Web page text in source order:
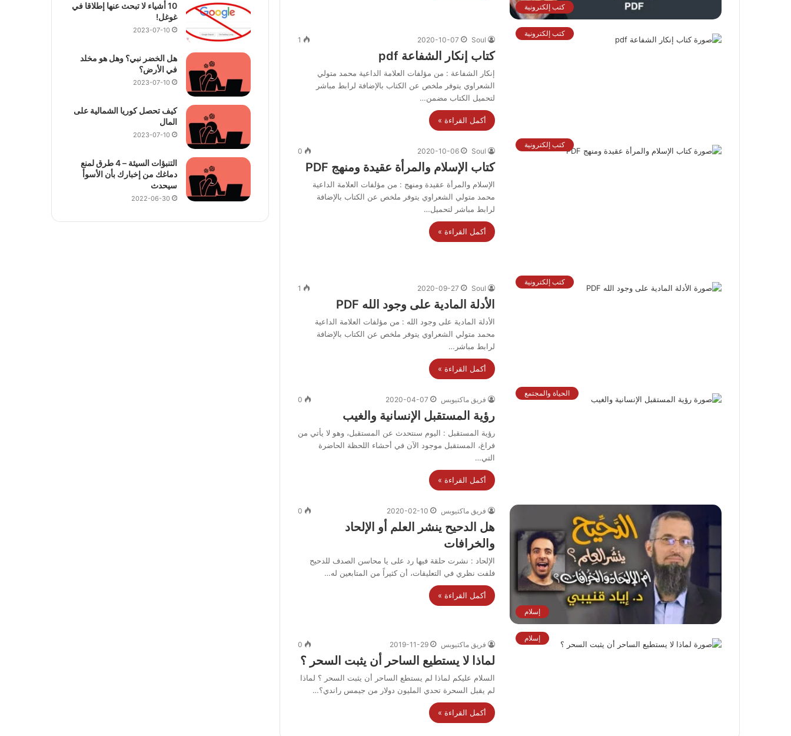
كتب إلكترونية
كتب إلكترونية
Soul
2020-10-07
1
كتاب إنكار الشفاعة pdf
إنكار الشفاعة : من مؤلفات العلامة الداعية محمد متولي
الشعراوي يتوفر ملخص عن الكتاب بالإضافة لرابط مباشر
لتحميل الكتاب مضمن…
أكمل القراءة »
كتب إلكترونية
Soul
2020-10-06
0
كتاب الإسلام والمرأة عقيدة ومنهج PDF
الإسلام والمرأة عقيدة ومنهج : من مؤلفات العلامة الداعية
محمد متولي الشعراوي يتوفر ملخص عن الكتاب بالإضافة
لرابط مباشر لتحميل…
أكمل القراءة »
كتب إلكترونية
Soul
2020-09-27
1
الأدلة المادية على وجود الله PDF
الأدلة المادية على وجود الله : من مؤلفات العلامة الداعية
محمد متولي الشعراوي يتوفر ملخص عن الكتاب بالإضافة
لرابط مباشر…
أكمل القراءة »
الحياة والمجتمع
فريق ماكتيوبس 2020-04-07
0
رؤية المستقبل الإنسانية والغيب
رؤية المستقبل : اليوم سنتحدث عن المستقبل، وهو لا يأتي من
فراغ، المستقبل موجود الآن في أحشاء اللحظة الحاضرة
التي…
أكمل القراءة »
إسلام
فريق ماكتيوبس 2020-02-10
0
هل الدحيح ينشر العلم أو الإلحاد
والخرافات
الإلحاد : نشرت حلقة فيها رد على يا محاسن الصدف للدحيح
فلفت نظري في التعليقات، أن كثيراً من المتابعين له…
أكمل القراءة »
إسلام
فريق ماكتيوبس 2019-11-29
0
لماذا لا يستطيع الساحر أن يثبت السحر ؟
السلام عليكم لماذا لم يستطع الساحر أن يثبت السحر ؟ لماذا
لم يقبل السحرة تحدي المليون دولار من جيمس راندي؟…
أكمل القراءة »
10 أشياء لا تبحث عنها إطلاقا في
غوغل!
2023-07-10
هل الخضر نبي؟ وهل هو مخلد
في الأرض؟
2023-07-10
كيف تحصل كوريا الشمالية على
المال
2023-07-10
التنبؤات السيئة – 4 طرق لمنع
دماغك من إخبارك بأن الأسوأ
سيحدث
2022-06-30